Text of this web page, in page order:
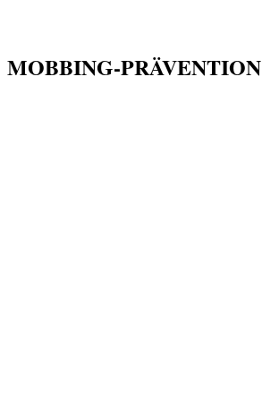
MOBBING-PRÄVENTION